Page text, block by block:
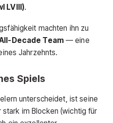
LVIII).
machten ihn zu
Decade Team— eine
Jahrzehnts.
Spiels
unterscheidet, ist seine
im Blocken (wichtig für